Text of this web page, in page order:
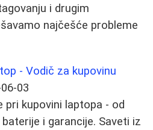
i drugim
najčešće probleme
- Vodič za kupovinu
03
kupovini laptopa - od
i garancije. Saveti iz